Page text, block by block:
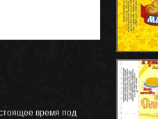
время под